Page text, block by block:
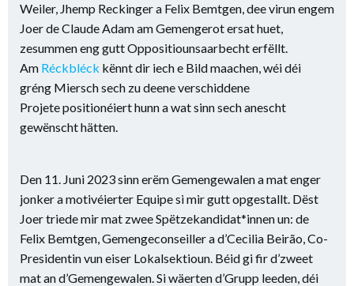
Weiler, Jhemp Reckinger a Felix Bemtgen, dee virun engem
Joer de Claude Adam am Gemengerot ersat huet,
zesummen eng gutt Oppositiounsaarbecht erfëllt.
Am Réckbléck kënnt dir iech e Bild maachen, wéi déi
gréng Miersch sech zu deene verschiddene
Projete positionéiert hunn a wat sinn sech anescht
gewënscht hätten.
Den 11. Juni 2023 sinn erëm Gemengewalen a mat enger
jonker a motivéierter Equipe si mir gutt opgestallt. Dëst
Joer triede mir mat zwee Spëtzekandidat*innen un: de
Felix Bemtgen, Gemengeconseiller a d’Cecilia Beirão, Co-
Presidentin vun eiser Lokalsektioun. Béid gi fir d’zweet
mat an d’Gemengewalen. Si wäerten d’Grupp leeden, déi